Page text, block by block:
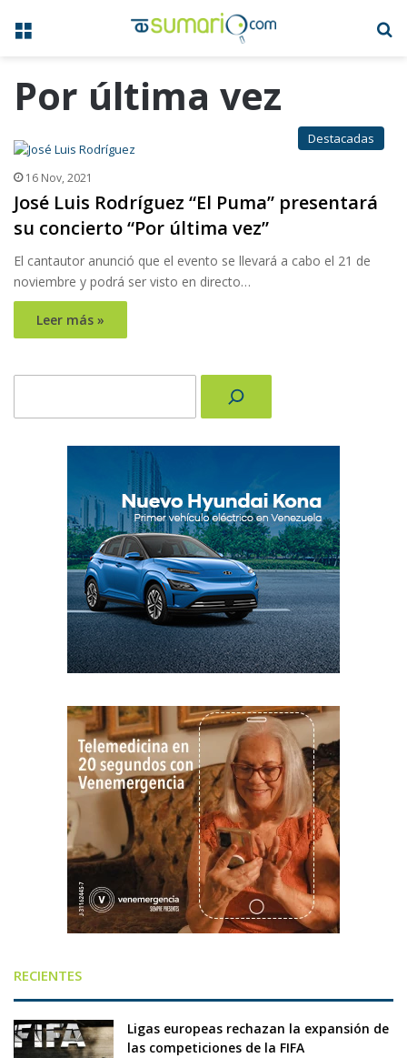
Menú
Por última vez
Destacadas
16 Nov, 2021
José Luis Rodríguez “El Puma” presentará
su concierto “Por última vez”
El cantautor anunció que el evento se llevará a cabo el 21 de
noviembre y podrá ser visto en directo…
Leer más »
RECIENTES
Ligas europeas rechazan la expansión de
las competiciones de la FIFA